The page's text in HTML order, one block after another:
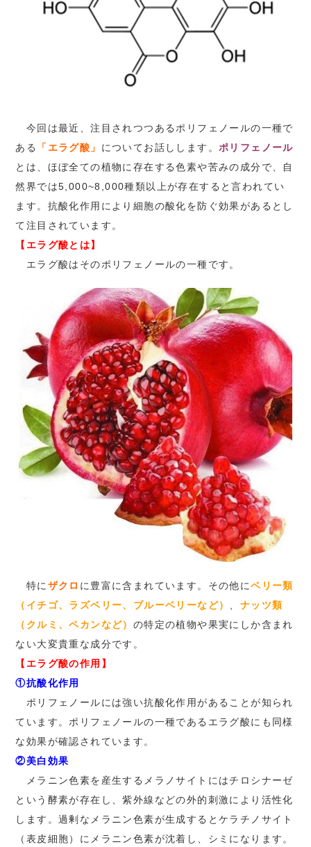
今回は最近、注目されつつあるポリフェノールの一種で
ある
「エラグ酸」 についてお話しします。ポリフェノール
とは、ほぼ全ての植物に存在する色素や苦みの成分で、自
然界では5,000~8,000種類以上が存在すると言われてい
ます。抗酸化作用により細胞の酸化を防ぐ効果があるとし
て注目されています。
【エラグ酸とは】
エラグ酸はそのポリフェノールの一種です。
特に ザクロ に豊富に含まれています。その他にベリー類
（イチゴ、ラズベリー、ブルーベリーなど）
ナッツ類
（クルミ、ペカンなど） の特定の植物や果実にしか含まれ
ない大変貴重な成分です。
【エラグ酸の作用】
①抗酸化作用
ポリフェノールには強い抗酸化作用があることが知られ
ています。ポリフェノールの一種であるエラグ酸にも同様
な効果が確認されています。
②美白効果
メラニン色素を産生するメラノサイトにはチロシナーゼ
という酵素が存在し、紫外線などの外的刺激により活性化
します。過剰なメラニン色素が生成するとケラチノサイト
（表皮細胞）にメラニン色素が沈着し、シミになります。